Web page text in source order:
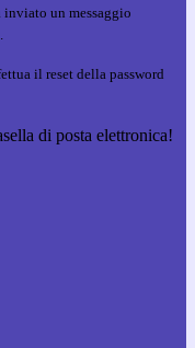
inviato un messaggio
il reset della password
di posta elettronica!